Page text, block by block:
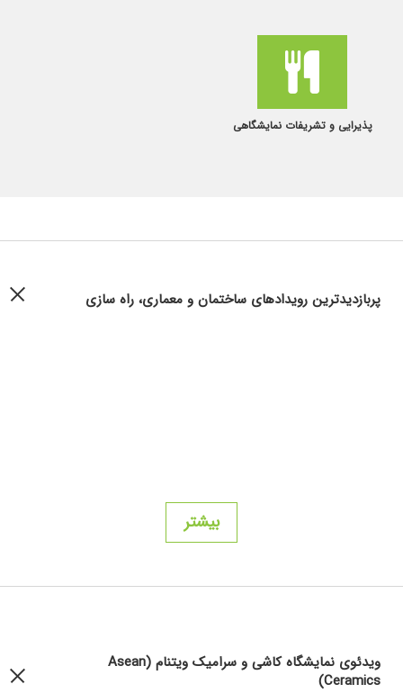
پذیرایی و تشریفات نمایشگاهی
پربازدیدترین رویدادهای ساختمان و معماری، راه سازی
بیشتر
ویدئوی نمایشگاه کاشی و سرامیک ویتنام (Asean
Ceramics)